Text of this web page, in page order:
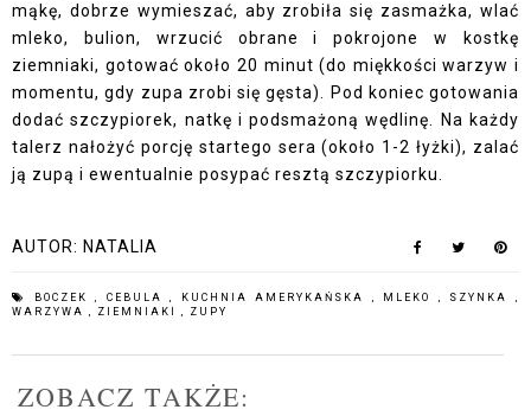
mąkę, dobrze wymieszać, aby zrobiła się zasmażka, wlać
mleko, bulion, wrzucić obrane i pokrojone w kostkę
ziemniaki, gotować około 20 minut (do miękkości warzyw i
momentu, gdy zupa zrobi się gęsta). Pod koniec gotowania
dodać szczypiorek, natkę i podsmażoną wędlinę. Na każdy
talerz nałożyć porcję startego sera (około 1-2 łyżki), zalać
ją zupą i ewentualnie posypać resztą szczypiorku.
AUTOR: NATALIA
BOCZEK, CEBULA, KUCHNIA AMERYKAŃSKA , MLEKO , SZYNKA,
WARZYWA , ZIEMNIAKI , ZUPY
ZOBACZ TAKŻE: